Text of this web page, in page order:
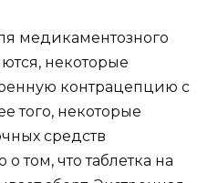
медикаментозного
некоторые
контрацепцию с
того, некоторые
средств
том, что таблетка на